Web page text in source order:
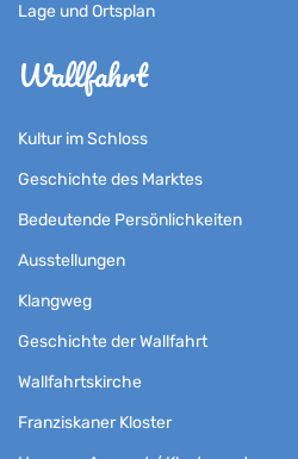
Lage und Ortsplan
Wallfahrt
Kultur im Schloss
Geschichte des Marktes
Bedeutende Persönlichkeiten
Ausstellungen
Klangweg
Geschichte der Wallfahrt
Wallfahrtskirche
Franziskaner Kloster